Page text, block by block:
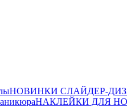
НОВИНКИ СЛАЙДЕР-
НАКЛЕЙКИ ДЛЯ